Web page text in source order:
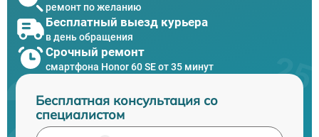
ремонт по желанию
Бесплатный выезд курьера
в день обращения
Срочный ремонт
смартфона Honor 60 SE от 35 минут
Бесплатная консультация со
специалистом